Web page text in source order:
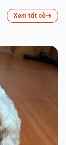
Xem tất cả